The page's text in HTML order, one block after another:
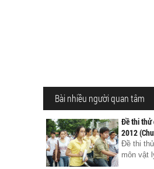
Bài nhiều người quan tâm
Đề thi thử
2012
Đề thi
môn vật